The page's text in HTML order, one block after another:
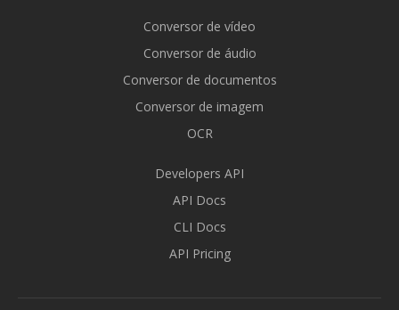
Conversor de vídeo
Conversor de áudio
Conversor de documentos
Conversor de imagem
OCR
Developers API
API Docs
CLI Docs
API Pricing